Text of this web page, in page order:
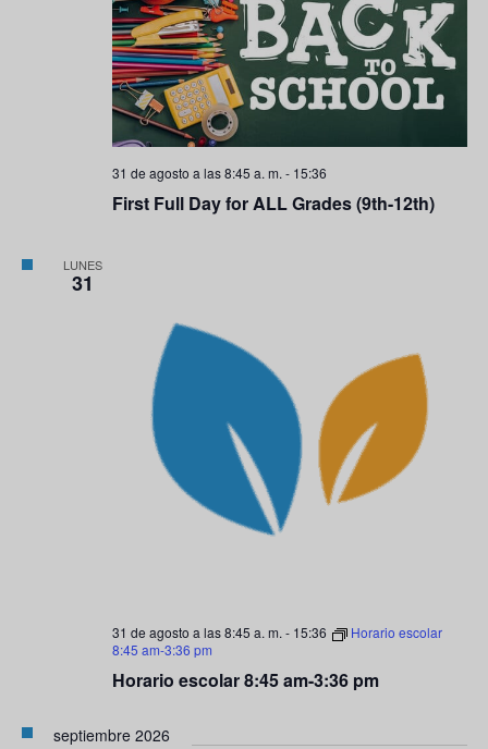
First Full Day for ALL Grades (9th-12th)
31 de agosto a las 8:45 a. m. - 15:36
LUNES
31
Horario escolar 8:45 am-3:36 pm
31 de agosto a las 8:45 a. m. - 15:36
Horario escolar
8:45 am-3:36 pm
septiembre 2026